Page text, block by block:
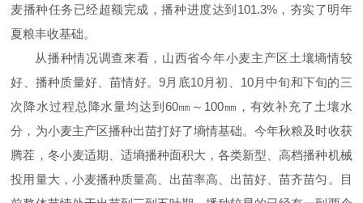
麦播种任务已经超额完成，播种进度达到101.3%，夯实了明年
夏粮丰收基础。
从播种情况调查来看，山西省今年小麦主产区土壤墒情较
好、播种质量好、苗情好。9月底10月初、10月中旬和下旬的三
次降水过程总降水量均达到60㎜～100㎜，有效补充了土壤水
分，为小麦主产区播种出苗打好了墒情基础。今年秋粮及时收获
腾茬，冬小麦适期、适墒播种面积大，各类新型、高档播种机械
投用量大，小麦播种质量高、出苗率高、出苗好、苗齐苗匀。目